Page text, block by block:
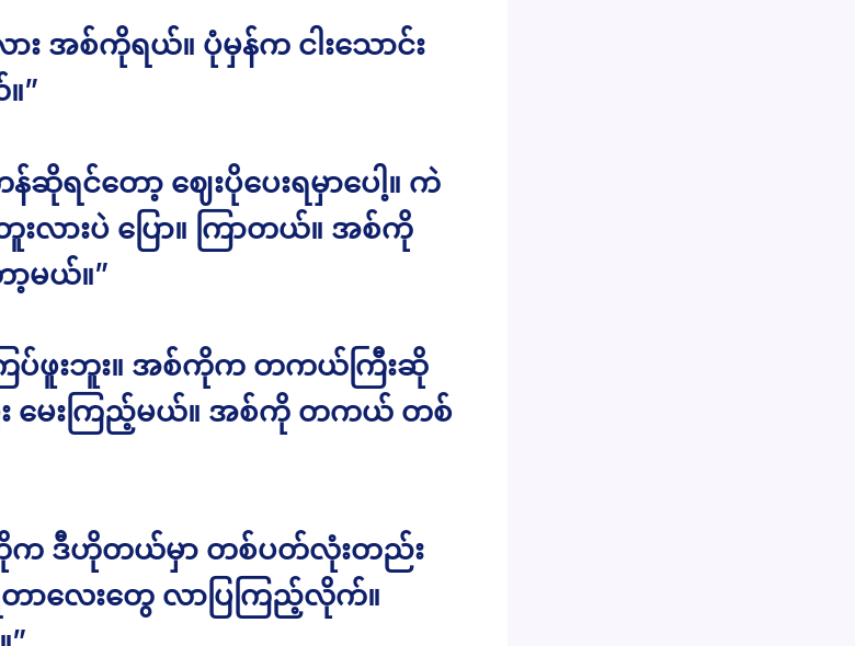
း အစ်ကိုရယ်။ ပုံမှန်က ငါးသောင်း
”
ရင်တော့ ဈေးပိုပေးရမှာပေါ့။ ကဲ
လားပဲ ပြော။ ကြာတယ်။ အစ်ကို
ာ့မယ်။”
ြပ်ဖူးဘူး။ အစ်ကိုက တကယ်ကြီးဆို
ြီး မေးကြည့်မယ်။ အစ်ကို တကယ် တစ်
ကိုက ဒီဟိုတယ်မှာ တစ်ပတ်လုံးတည်း
ာလေးတွေ လာပြကြည့်လိုက်။